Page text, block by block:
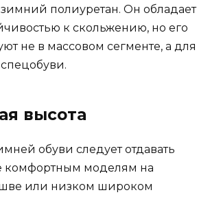
полиуретан. Он обладает
к скольжению, но его
не в массовом сегменте, а для
высота
обуви следует отдавать
комфортным моделям на
или низком широком